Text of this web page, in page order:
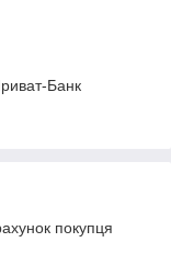
Банк
покупця